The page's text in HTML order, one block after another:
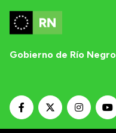
Gobierno de Río Negro